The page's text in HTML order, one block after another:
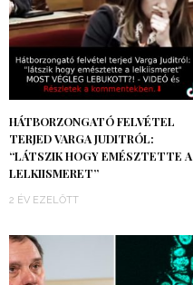
HÁTBORZONGATÓ FELVÉTEL
TERJED VARGA JUDITRÓL:
“LÁTSZIK HOGY EMÉSZTETTE A
LELKIISMERET”
2 ÉV EZELŐTT